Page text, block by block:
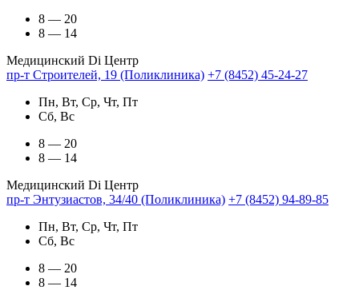
8 — 20
8 — 14
Медицинский Di Центр
пр-т Строителей, 19 (Поликлиника) +7 (8452) 45-24-27
Пн, Вт, Ср, Чт, Пт
Сб, Вс
8 — 20
8 — 14
Медицинский Di Центр
пр-т Энтузиастов, 34/40 (Поликлиника) +7 (8452) 94-89-85
Пн, Вт, Ср, Чт, Пт
Сб, Вс
8 — 20
8 — 14